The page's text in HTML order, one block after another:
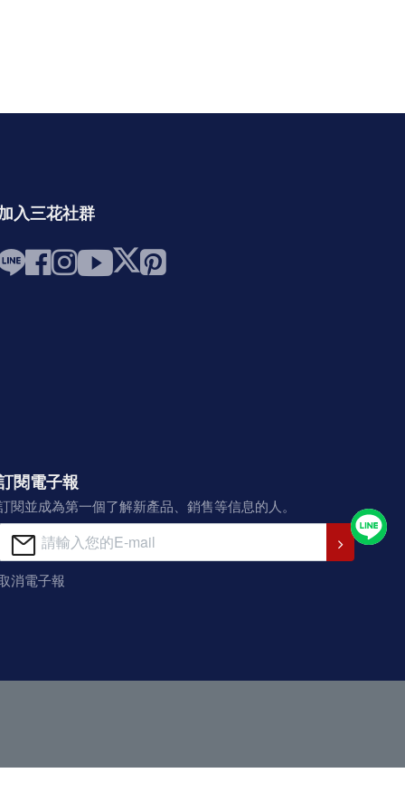
入三花社群
閱電子報
閱並成為第一個了解新產品、銷售等信息的人。
消電子報